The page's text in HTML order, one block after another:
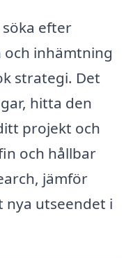
efter
inhämtning
strategi. Det
hitta den
projekt och
och hållbar
jämför
nya utseendet i